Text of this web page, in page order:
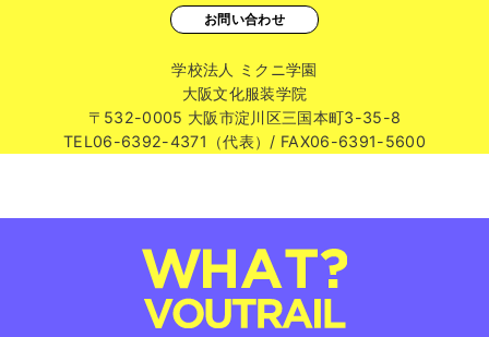
お問い合わせ
学校法人 ミクニ学園
大阪文化服装学院
〒532-0005 大阪市淀川区三国本町3-35-8
TEL06-6392-4371（代表）/ FAX06-6391-5600